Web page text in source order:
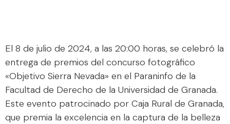
El 8 de julio de 2024, a las 20:00 horas, se celebró la
entrega de premios del concurso fotográfico
«Objetivo Sierra Nevada» en el Paraninfo de la
Facultad de Derecho de la Universidad de Granada.
Este evento patrocinado por Caja Rural de Granada,
que premia la excelencia en la captura de la belleza